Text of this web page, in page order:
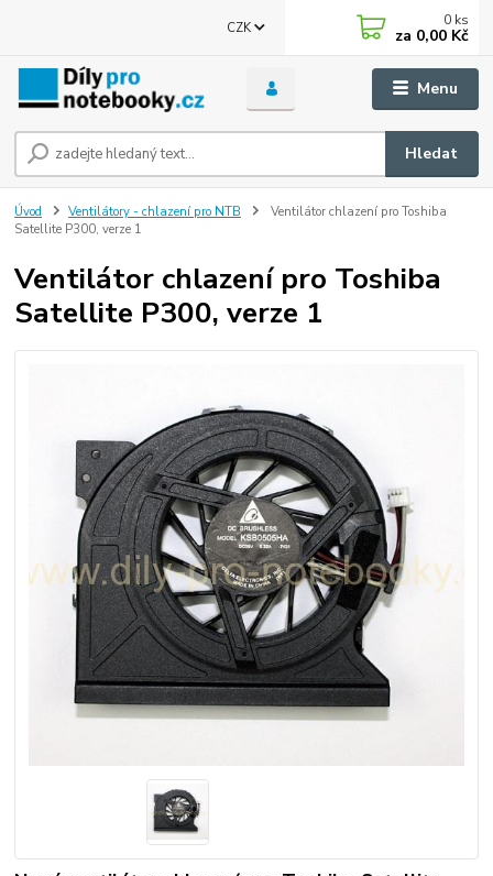
Menu
CZK
Hledat
0 ks
za 0,00 Kč
Úvod Ventilátory - chlazení pro NTB
Ventilátor chlazení pro Toshiba
Satellite P300, verze 1
Ventilátor chlazení pro Toshiba
Satellite P300, verze 1